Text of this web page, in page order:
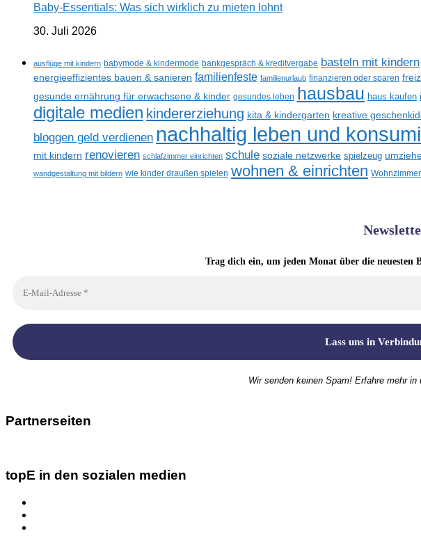
Baby-Essentials: Was sich wirklich zu mieten lohnt
30. Juli 2026
ausflüge mit kindern babymode & kindermode bankgespräch & kreditvergabe basteln mit kindern
energieeffizientes bauen & sanieren familienfeste familienurlaub finanzieren oder sparen
gesunde ernährung für erwachsene & kinder gesundes leben hausbau haus kaufen
digitale medien kindererziehung kita & kindergarten kreative
bloggen geld verdienen nachhaltig leben und
mit kindern renovieren schlafzimmer einrichten schule soziale netzwerke spielzeug
wandgestaltung mit bildern wie kinder draußen spielen wohnen & einrichten
Trag dich ein, um jeden Monat über die neuesten
Wir senden keinen Spam! Erfahre mehr in
Partnerseiten
topE in den sozialen medien